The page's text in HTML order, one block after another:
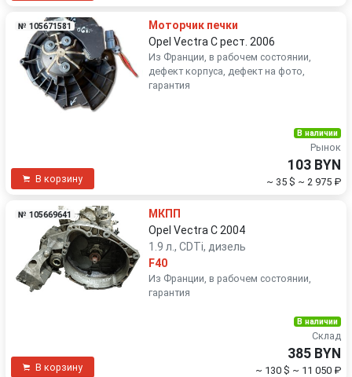
№ 105671581
Моторчик печки
Opel Vectra C рест. 2006
Из Франции, в рабочем состоянии,
дефект корпуса, дефект на фото,
гарантия
В корзину
В наличии
Рынок
103 BYN
~ 35 $ ~ 2 975 ₽
№ 105669641
МКПП
Opel Vectra C 2004
1.9 л., CDTi, дизель
F40
Из Франции, в рабочем состоянии,
гарантия
В корзину
В наличии
Склад
385 BYN
~ 130 $ ~ 11 050 ₽